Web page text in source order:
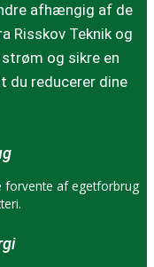
afhængig af de
Risskov Teknik og
og sikre en
du reducerer dine
forvente af egetforbrug